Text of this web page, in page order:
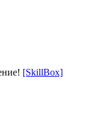
[SkillBox]